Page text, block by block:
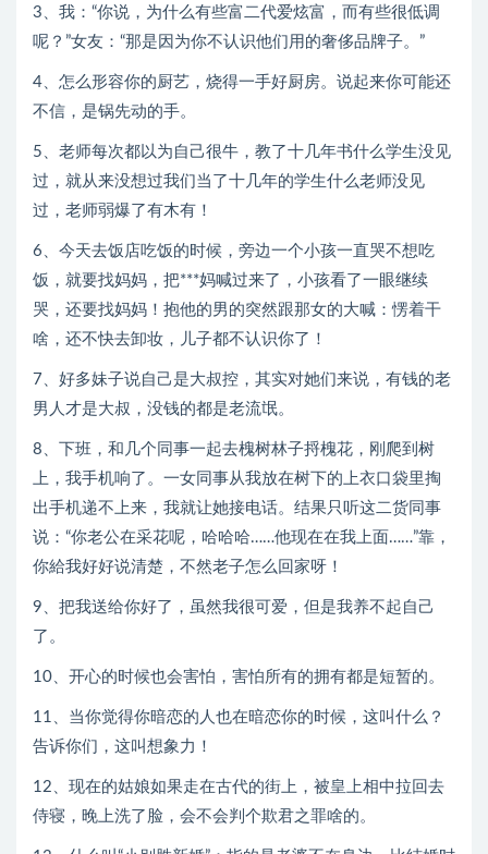
3、我：“你说，为什么有些富二代爱炫富，而有些很低调
呢？”女友：“那是因为你不认识他们用的奢侈品牌子。”
4、怎么形容你的厨艺，烧得一手好厨房。说起来你可能还
不信，是锅先动的手。
5、老师每次都以为自己很牛，教了十几年书什么学生没见
过，就从来没想过我们当了十几年的学生什么老师没见
过，老师弱爆了有木有！
6、今天去饭店吃饭的时候，旁边一个小孩一直哭不想吃
饭，就要找妈妈，把***妈喊过来了，小孩看了一眼继续
哭，还要找妈妈！抱他的男的突然跟那女的大喊：愣着干
啥，还不快去卸妆，儿子都不认识你了！
7、好多妹子说自己是大叔控，其实对她们来说，有钱的老
男人才是大叔，没钱的都是老流氓。
8、下班，和几个同事一起去槐树林子捋槐花，刚爬到树
上，我手机响了。一女同事从我放在树下的上衣口袋里掏
出手机递不上来，我就让她接电话。结果只听这二货同事
说：“你老公在采花呢，哈哈哈……他现在在我上面……”靠，
你給我好好说清楚，不然老子怎么回家呀！
9、把我送给你好了，虽然我很可爱，但是我养不起自己
了。
10、开心的时候也会害怕，害怕所有的拥有都是短暂的。
11、当你觉得你暗恋的人也在暗恋你的时候，这叫什么？
告诉你们，这叫想象力！
12、现在的姑娘如果走在古代的街上，被皇上相中拉回去
侍寝，晚上洗了脸，会不会判个欺君之罪啥的。